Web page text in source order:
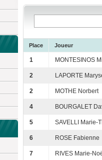
Place Joueur
1 MONTESINOS
2 LAPORTE
2 MOTHE Norbert
4 BOURGALET
5 SAVELLI Marie-
6 ROSE Fabienne
7 RIVES Marie-